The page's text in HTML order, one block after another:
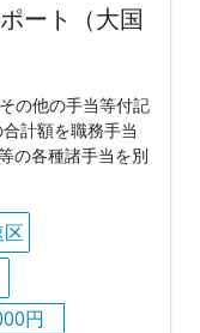
ート（大国
の他の手当等付記
計額を職務手当
の各種諸手当を別
円